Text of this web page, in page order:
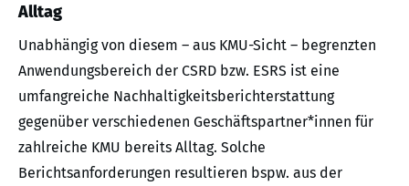
Alltag
Unabhängig von diesem – aus KMU-Sicht – begrenzten
Anwendungsbereich der CSRD bzw. ESRS ist eine
umfangreiche Nachhaltigkeitsberichterstattung
gegenüber verschiedenen Geschäftspartner*innen für
zahlreiche KMU bereits Alltag. Solche
Berichtsanforderungen resultieren bspw. aus der